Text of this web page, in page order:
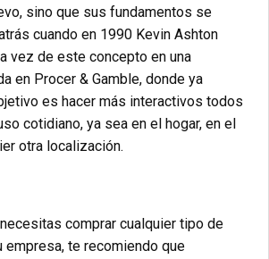
sino que sus fundamentos se
cuando en 1990 Kevin Ashton
vez de este concepto en una
en Procer & Gamble, donde ya
es hacer más interactivos todos
cotidiano, ya sea en el hogar, en el
otra localización.
comprar cualquier tipo de
empresa, te recomiendo que